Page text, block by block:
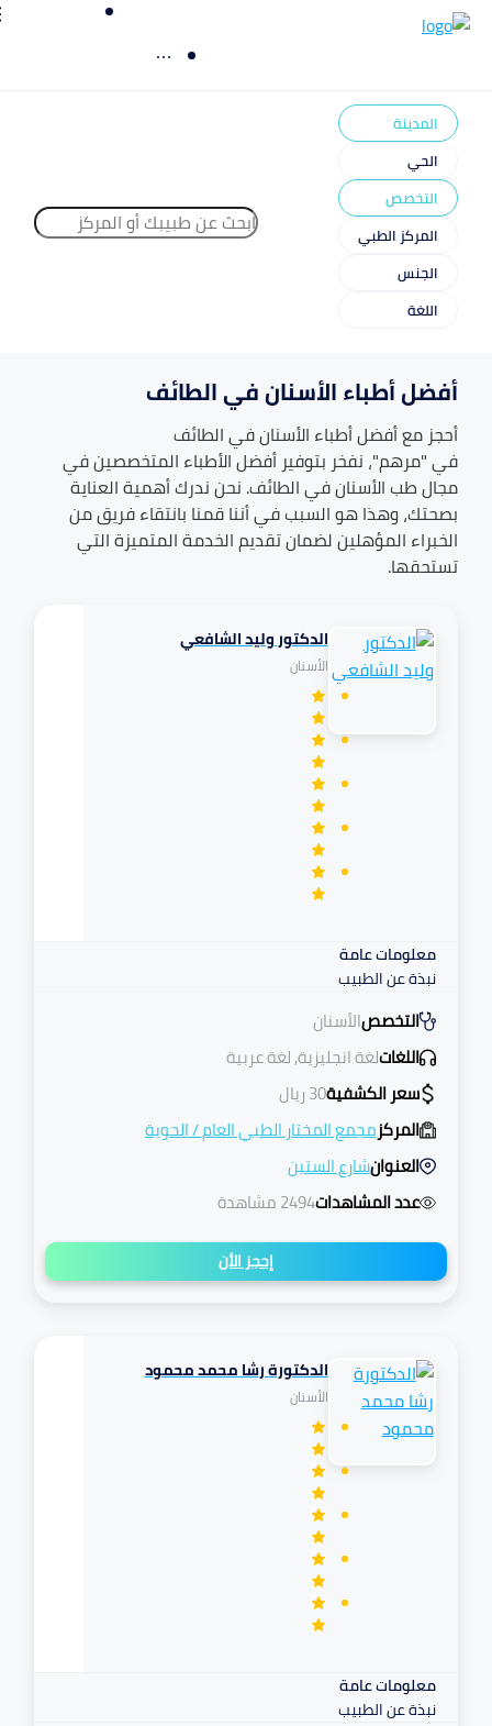
المدينة
الحي
التخصص
المركز الطبي
الجنس
اللغة
أفضل أطباء الأسنان في الطائف
أحجز مع أفضل أطباء الأسنانفيالطائف
في "مرهم"، نفخر بتوفير أفضل الأطباء المتخصصين في
مجال طبالأسنانفيالطائف. نحن ندرك أهمية العناية
بصحتك، وهذا هو السبب في أننا قمنا بانتقاء فريق من
الخبراء المؤهلين لضمان تقديم الخدمة المتميزة التي
تستحقها.
الدكتور وليد الشافعي
الأسنان
معلومات عامة
نبذة عن الطبيب
التخصصالأسنان
اللغاتلغة انجليزية, لغة عربية
سعر الكشفية30ريال
المركزمجمع المختار الطبي العام/الحوية
العنوانشارع الستين
عدد المشاهدات2494 مشاهدة
إحجز الأن
الدكتورة رشا محمد محمود
الأسنان
معلومات عامة
نبذة عن الطبيب